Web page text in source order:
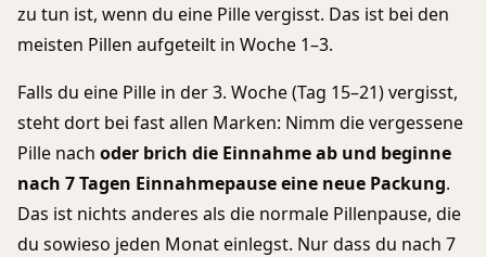
zu tun ist, wenn du eine Pille vergisst. Das ist bei den
meisten Pillen aufgeteilt in Woche 1–3.
Falls du eine Pille in der 3. Woche (Tag 15–21) vergisst,
steht dort bei fast allen Marken: Nimm die vergessene
Pille nach oder brich die Einnahme ab und beginne
nach 7 Tagen Einnahmepause eine neue Packung.
Das ist nichts anderes als die normale Pillenpause, die
du sowieso jeden Monat einlegst. Nur dass du nach 7